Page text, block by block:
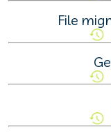
File